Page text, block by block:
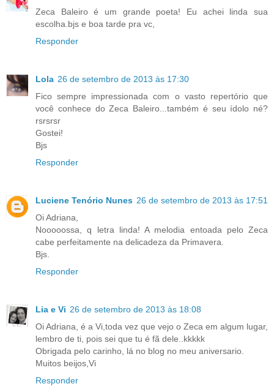
Zeca Baleiro é um grande poeta! Eu achei linda sua
escolha.bjs e boa tarde pra vc,
Responder
Lola 26 de setembro de 2013 às 17:30
Fico sempre impressionada com o vasto repertório que
você conhece do Zeca Baleiro...também é seu ídolo né?
rsrsrsr
Gostei!
Bjs
Responder
Luciene Tenório Nunes 26 de setembro de 2013 às 17:51
Oi Adriana,
Nooooossa, q letra linda! A melodia entoada pelo Zeca
cabe perfeitamente na delicadeza da Primavera.
Bjs.
Responder
Lia e Vi 26 de setembro de 2013 às 18:08
Oi Adriana, é a Vi,toda vez que vejo o Zeca em algum lugar,
lembro de ti, pois sei que tu é fã dele..kkkkk
Obrigada pelo carinho, lá no blog no meu aniversario.
Muitos beijos,Vi
Responder